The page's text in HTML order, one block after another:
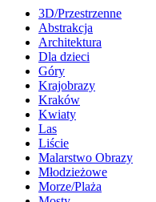
3D/Przestrzenne
Abstrakcja
Architektura
Dla dzieci
Góry
Krajobrazy
Kraków
Kwiaty
Las
Liście
Malarstwo Obrazy
Młodzieżowe
Morze/Plaża